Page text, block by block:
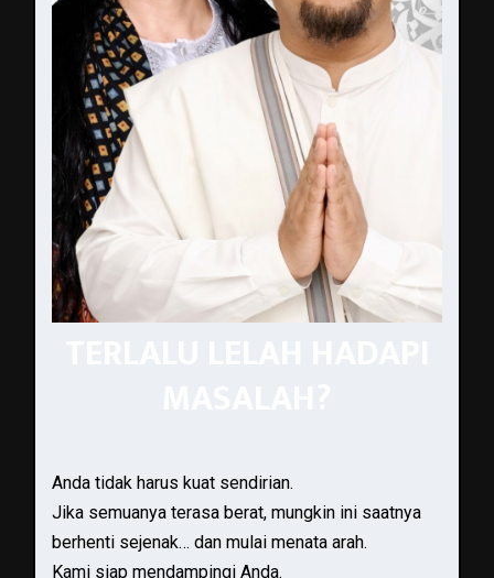
Anda tidak harus kuat sendirian.
Jika semuanya terasa berat, mungkin ini saatnya
berhenti sejenak… dan mulai menata arah.
Kami siap mendampingi Anda.